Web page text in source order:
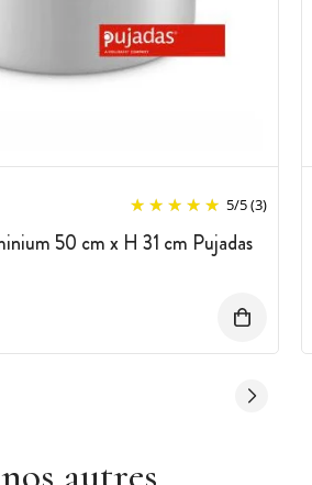
5/5(3)
50 cm x H 31 cm Pujadas